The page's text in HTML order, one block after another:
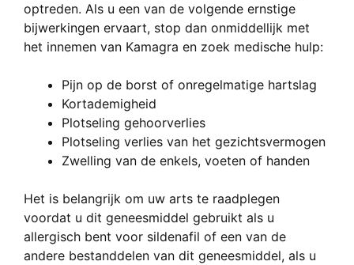
optreden. Als u een van de volgende ernstige
bijwerkingen ervaart, stop dan onmiddellijk met
het innemen van Kamagra en zoek medische hulp:
Pijn op de borst of onregelmatige hartslag
Kortademigheid
Plotseling gehoorverlies
Plotseling verlies van het gezichtsvermogen
Zwelling van de enkels, voeten of handen
Het is belangrijk om uw arts te raadplegen
voordat u dit geneesmiddel gebruikt als u
allergisch bent voor sildenafil of een van de
andere bestanddelen van dit geneesmiddel, als u